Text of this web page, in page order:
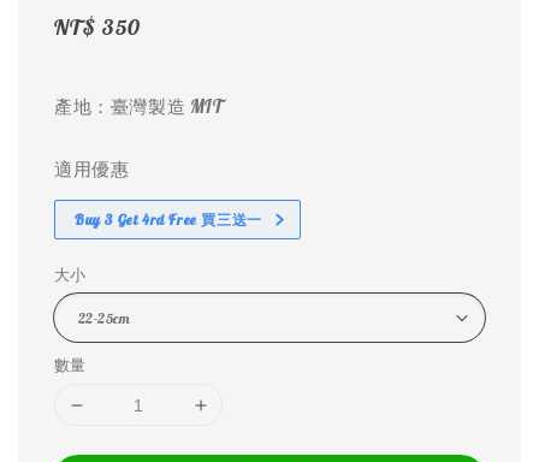
Regular
NT$ 350
產地：臺灣製造 MIT
適用優惠
Buy 3 Get 4rd Free 買三送一
大小
數量